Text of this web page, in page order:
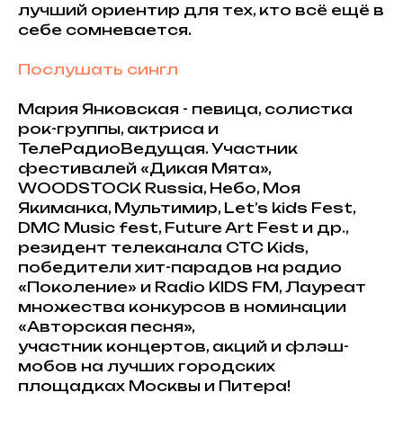
лучший ориентир для тех, кто всё ещё в
себе сомневается.
Послушать сингл
Мария Янковская - певица, солистка
рок-группы, актриса и
ТелеРадиоВедущая. Участник
фестивалей «Дикая Мята»,
WOODSTOCK Russia, Небо, Моя
Якиманка, Мультимир, Let’s kids Fest,
DMC Music fest, Future Art Fest и др.,
резидент телеканала СТС Kids,
победители хит-парадов на радио
«Поколение» и Radio KIDS FM, Лауреат
множества конкурсов в номинации
«Авторская песня»,
участник концертов, акций и флэш-
мобов на лучших городских
площадках Москвы и Питера!